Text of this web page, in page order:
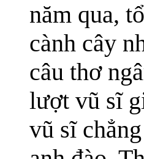
năm qua,
cành cây
câu thơ
lượt vũ sĩ
vũ sĩ